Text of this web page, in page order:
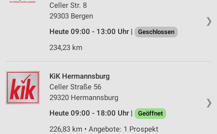
❯
Celler Str. 8
29303 Bergen
Heute 09:00 - 13:00 Uhr |
Geschlossen
234,23 km
❯
KiK Hermannsburg
Celler Straße 56
29320 Hermannsburg
Heute 09:00 - 18:00 Uhr |
Geöffnet
226,83 km • Angebote: 1 Prospekt